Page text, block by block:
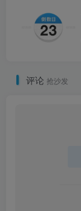
评论 抢沙发